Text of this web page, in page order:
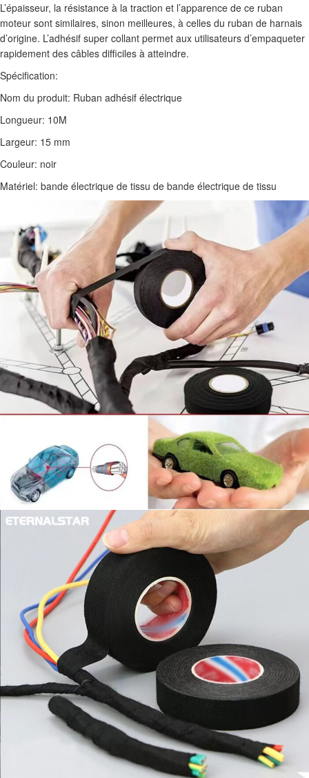
L’épaisseur, la résistance à la traction et l’apparence de ce ruban
moteur sont similaires, sinon meilleures, à celles du ruban de harnais
d’origine. L’adhésif super collant permet aux utilisateurs d’empaqueter
rapidement des câbles difficiles à atteindre.
Spécification:
Nom du produit: Ruban adhésif électrique
Longueur: 10M
Largeur: 15 mm
Couleur: noir
Matériel: bande électrique de tissu de bande électrique de tissu